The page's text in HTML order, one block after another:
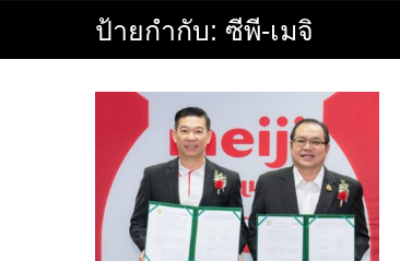
ป้ายกำกับ: ซีพี-เมจิ